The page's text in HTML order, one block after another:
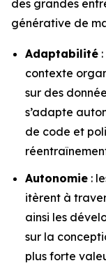
des grandes
générative de
Adaptabilité
contexte
sur des
s’adapte
de code et
Autonomie :
itèrent à
ainsi les
sur la
plus forte